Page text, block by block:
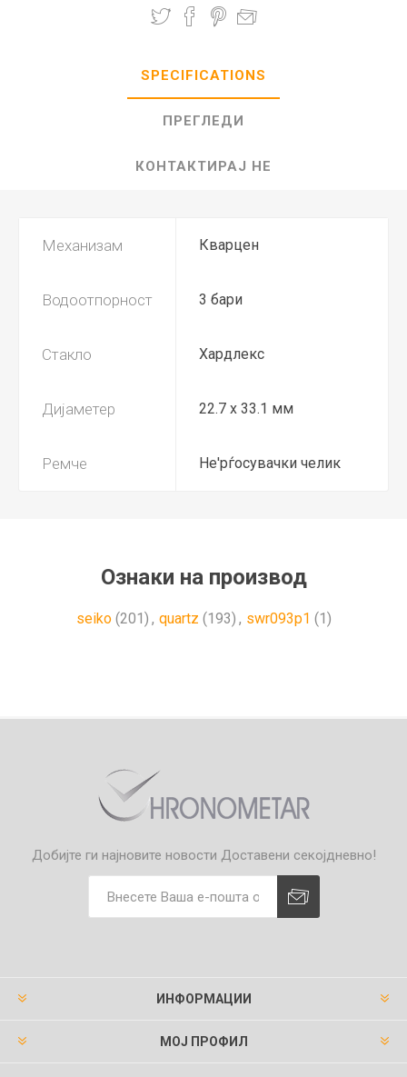
SPECIFICATIONS
ПРЕГЛЕДИ
КОНТАКТИРАЈ НЕ
Механизам Кварцен
Водоотпорност 3 бари
Стакло Хардлекс
Дијаметер 22.7 x 33.1 мм
Ремче Не'рѓосувачки челик
Ознаки на производ
seiko (201) , quartz (193) , swr093p1 (1)
Добијте ги најновите новости Доставени секојдневно!
ИНФОРМАЦИИ
МОЈ ПРОФИЛ